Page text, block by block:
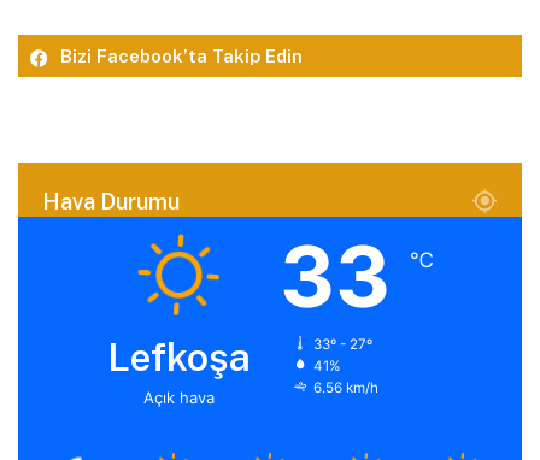
Bizi Facebook’ta Takip Edin
Hava Durumu
Lefkoşa
Açık hava
33 ℃
33º - 27º
41%
6.56 km/h